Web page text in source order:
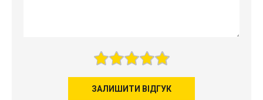
ЗАЛИШИТИ ВІДГУК